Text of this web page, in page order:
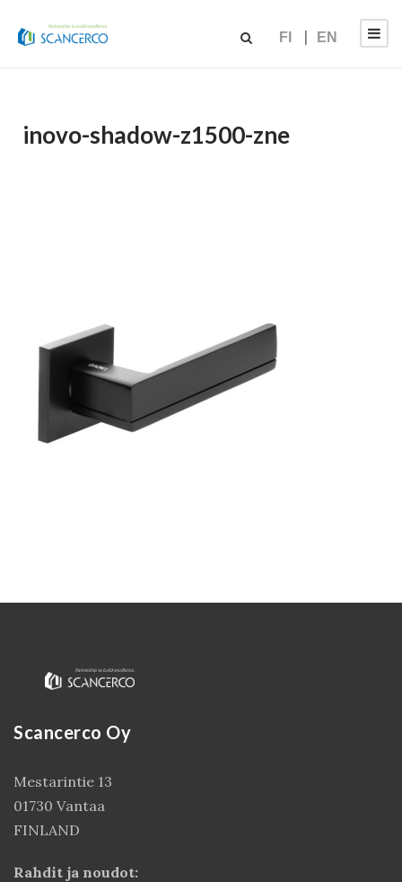
FI EN
inovo-shadow-z1500-zne
Scancerco Oy
Mestarintie 13
01730 Vantaa
FINLAND
Rahdit ja noudot: